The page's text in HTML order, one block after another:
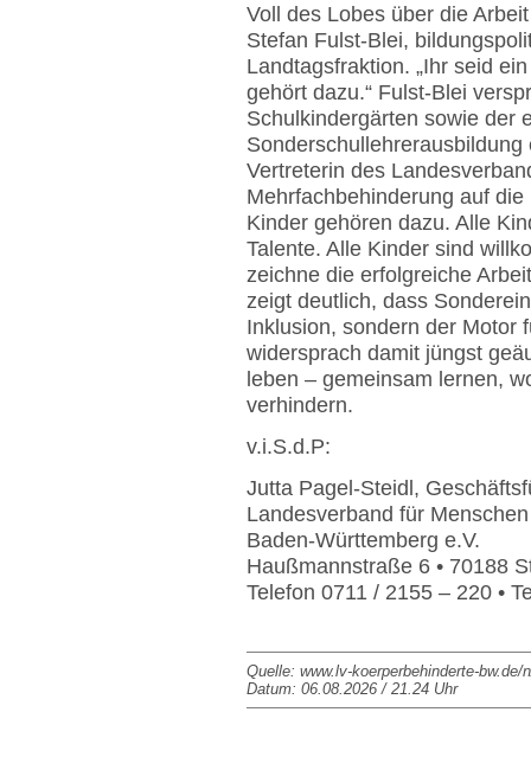
Voll des Lobes über die
Stefan Fulst-Blei,
Landtagsfraktion. „Ihr seid
gehört dazu.“ Fulst-Blei
Schulkindergärten sowie der
Vertreterin des
Mehrfachbehinderung auf
Kinder gehören dazu. Alle
Talente. Alle Kinder sind
zeichne die erfolgreiche
zeigt deutlich, dass
Inklusion, sondern der Motor
widersprach damit jüngst
leben – gemeinsam lernen,
verhindern.
v.i.S.d.P:
Jutta Pagel-Steidl,
Landesverband für
Baden-Württemberg e.V.
Haußmannstraße 6 • 70188
Telefon 0711 / 2155 – 220 •
Quelle: www.lv-koerperbehinderte-bw.de/
Datum: 06.08.2026 / 21.24 Uhr